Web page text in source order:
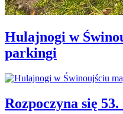
Hulajnogi w
parkingi
Rozpoczyna się